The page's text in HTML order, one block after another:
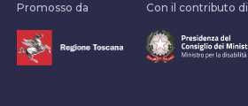
Promosso da Con il contributo di